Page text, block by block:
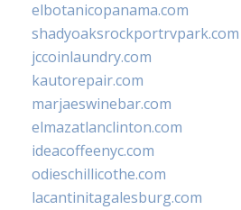
elbotanicopanama.com
shadyoaksrockportrvpark.com
jccoinlaundry.com
kautorepair.com
marjaeswinebar.com
elmazatlanclinton.com
ideacoffeenyc.com
odieschillicothe.com
lacantinitagalesburg.com